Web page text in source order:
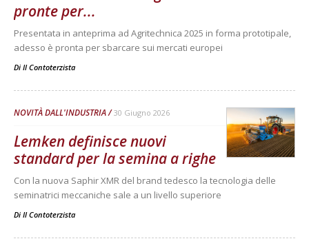
pronte per...
Presentata in anteprima ad Agritechnica 2025 in forma prototipale,
adesso è pronta per sbarcare sui mercati europei
Di Il Contoterzista
NOVITÀ DALL'INDUSTRIA 30 Giugno 2026
Lemken definisce nuovi
standard per la semina a righe
Con la nuova Saphir XMR del brand tedesco la tecnologia delle
seminatrici meccaniche sale a un livello superiore
Di Il Contoterzista